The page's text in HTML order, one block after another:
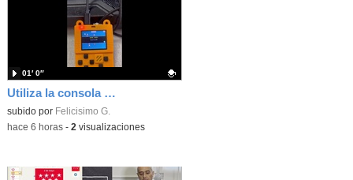
Utiliza la consola Meowbit de KIttenbot para jugar con tus programas MakeCode Arcade
Contenido educativo.
subido por Felicisimo G.
01′ 0″
-hace 6 horas- 2 visualizaciones